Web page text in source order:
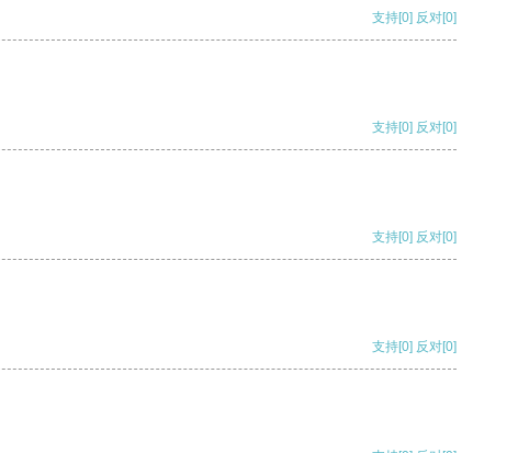
支持[0] 反对[0]
支持[0] 反对[0]
支持[0] 反对[0]
支持[0] 反对[0]